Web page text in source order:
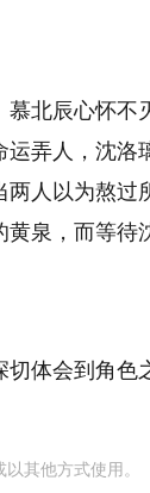
北辰心怀不
弄人，沈洛
人以为熬过
泉，而等待
体会到角色
其他方式使用。